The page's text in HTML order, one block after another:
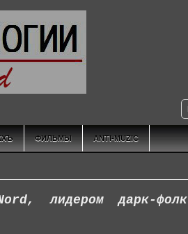
ФИЛЬМЫ ANTI-MUZIC
лидером дарк-фолк